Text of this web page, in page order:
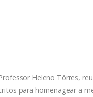
Heleno Tôrres,
para homenagear a